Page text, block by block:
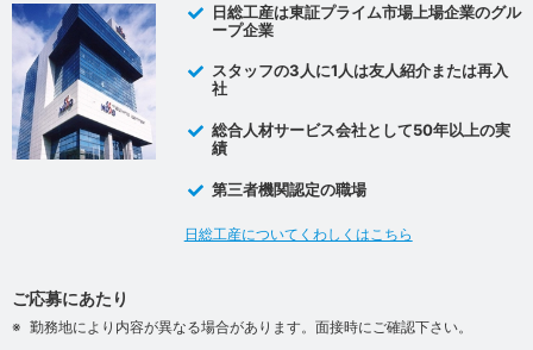
日総工産は東証プライム市場上場企業のグル
ープ企業
スタッフの3人に1人は友人紹介または再入
社
総合人材サービス会社として50年以上の実
績
第三者機関認定の職場
日総工産についてくわしくはこちら
ご応募にあたり
勤務地により内容が異なる場合があります。面接時にご確認下さい。